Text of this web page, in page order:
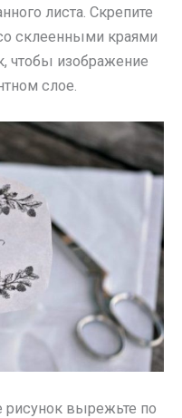
листа. Скрепите
склеенными краями
чтобы изображение
слое.
рисунок вырежьте по